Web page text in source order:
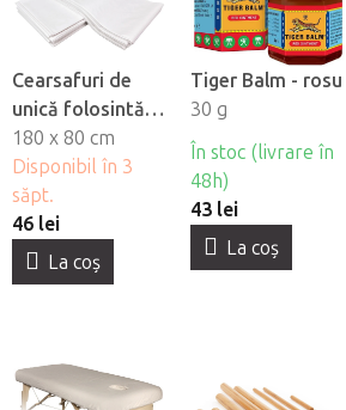
Cearsafuri de
unică folosintă
impermeabile
Fabulo, 10 buc
180 x 80 cm
Disponibil în 3
săpt.
46 lei
La coş
Tiger Balm - rosu
30 g
În stoc (livrare în
48h)
43 lei
La coş